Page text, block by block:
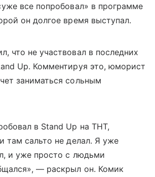
все попробовал» в программе
он долгое время выступал.
что не участвовал в последних
Up. Комментируя это, юморист
заниматься сольным
в Stand Up на ТНТ,
там сальто не делал. Я уже
и уже просто с людьми
— раскрыл он. Комик